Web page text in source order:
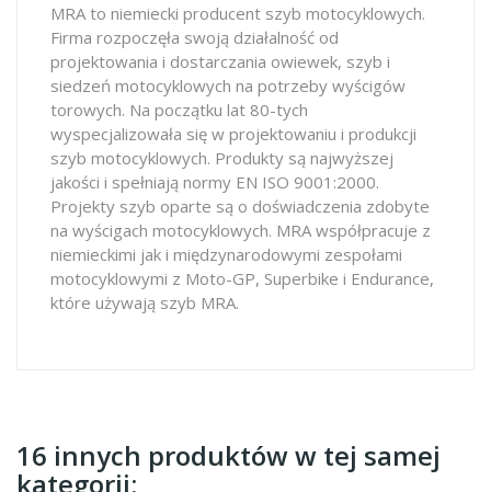
MRA to niemiecki producent szyb motocyklowych.
Firma rozpoczęła swoją działalność od
projektowania i dostarczania owiewek, szyb i
siedzeń motocyklowych na potrzeby wyścigów
torowych. Na początku lat 80-tych
wyspecjalizowała się w projektowaniu i produkcji
szyb motocyklowych. Produkty są najwyższej
jakości i spełniają normy EN ISO 9001:2000.
Projekty szyb oparte są o doświadczenia zdobyte
na wyścigach motocyklowych. MRA współpracuje z
niemieckimi jak i międzynarodowymi zespołami
motocyklowymi z Moto-GP, Superbike i Endurance,
które używają szyb MRA.
16 innych produktów w tej samej
kategorii: